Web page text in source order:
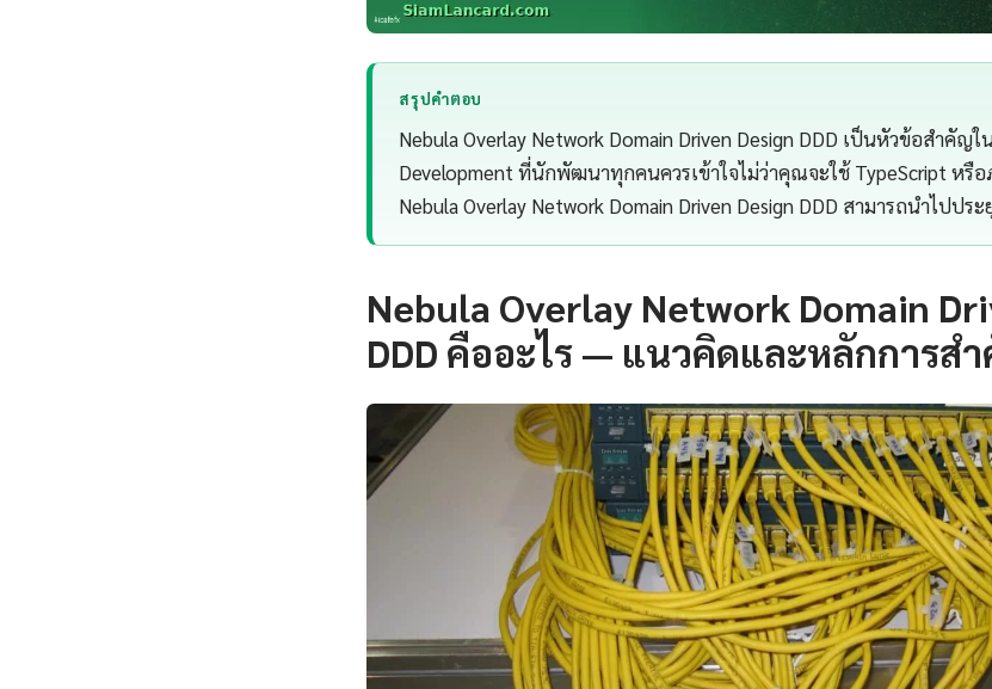
สรุปคำตอบ
Nebula Overlay Network Domain Driven Design DDD เป็นหัวข้อสำคัญใ
Development ที่นักพัฒนาทุกคนควรเข้าใจไม่ว่าคุณจะใช้ TypeScript หรื
Nebula Overlay Network Domain Driven Design DDD สามารถนำไปปร
Nebula Overlay Network Domain
DDD คืออะไร — แนวคิดและหลักการส